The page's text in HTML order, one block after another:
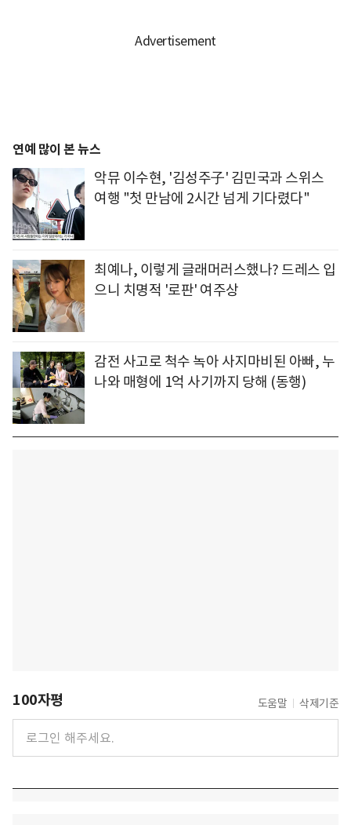
연예 많이 본 뉴스
악뮤 이수현, '김성주子' 김민국과 스위스
여행 "첫 만남에 2시간 넘게 기다렸다"
최예나, 이렇게 글래머러스했나? 드레스 입
으니 치명적 '로판' 여주상
감전 사고로 척수 녹아 사지마비된 아빠, 누
나와 매형에 1억 사기까지 당해 (동행)
100자평 도움말 삭제기준